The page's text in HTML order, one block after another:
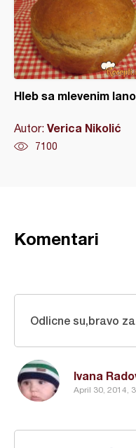
Hleb sa mlevenim
Autor: Verica Nikolić
7100
Komentari
Ivana
April 30, 2014,
Odlicne su,bravo